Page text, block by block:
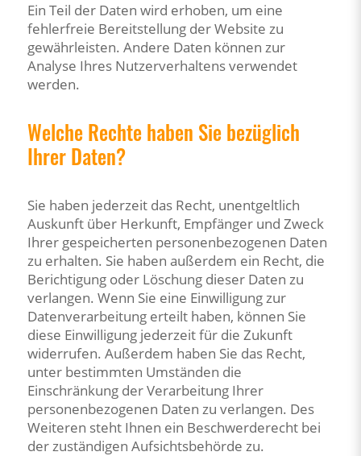
Ein Teil der Daten wird erhoben, um eine
fehlerfreie Bereitstellung der Website zu
gewährleisten. Andere Daten können zur
Analyse Ihres Nutzerverhaltens verwendet
werden.
Welche Rechte haben Sie bezüglich
Ihrer Daten?
Sie haben jederzeit das Recht, unentgeltlich
Auskunft über Herkunft, Empfänger und Zweck
Ihrer gespeicherten personenbezogenen Daten
zu erhalten. Sie haben außerdem ein Recht, die
Berichtigung oder Löschung dieser Daten zu
verlangen. Wenn Sie eine Einwilligung zur
Datenverarbeitung erteilt haben, können Sie
diese Einwilligung jederzeit für die Zukunft
widerrufen. Außerdem haben Sie das Recht,
unter bestimmten Umständen die
Einschränkung der Verarbeitung Ihrer
personenbezogenen Daten zu verlangen. Des
Weiteren steht Ihnen ein Beschwerderecht bei
der zuständigen Aufsichtsbehörde zu.